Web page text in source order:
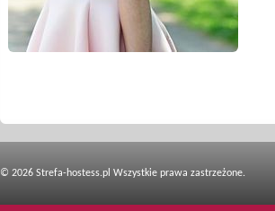
© 2026 Strefa-hostess.pl Wszystkie prawa zastrzeżone.